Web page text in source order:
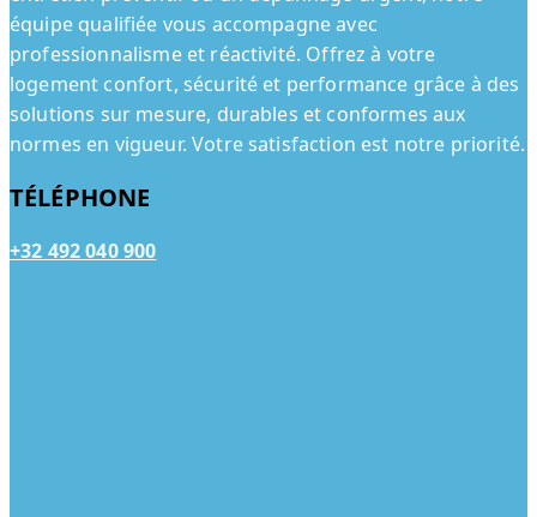
équipe qualifiée vous accompagne avec
professionnalisme et réactivité. Offrez à votre
logement confort, sécurité et performance grâce à des
solutions sur mesure, durables et conformes aux
normes en vigueur. Votre satisfaction est notre priorité.
TÉLÉPHONE
+32 492 040 900